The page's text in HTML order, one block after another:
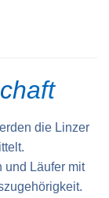
die Linzer
und Läufer mit